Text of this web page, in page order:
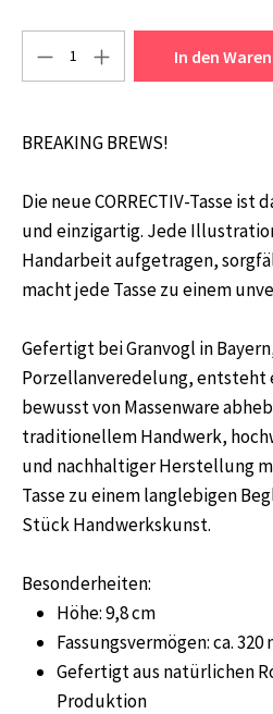
Produkt Anzahl: Gib
In den
BREAKING BREWS!
Die neue CORRECTIV-Tasse
und einzigartig. Jede
Handarbeit aufgetragen,
macht jede Tasse zu einem
Gefertigt bei Granvogl in
Porzellanveredelung, entsteht
bewusst von Massenware
traditionellem Handwerk,
und nachhaltiger Herstellung
Tasse zu einem langlebigen
Stück Handwerkskunst.
Besonderheiten:
Höhe: 9,8 cm
Fassungsvermögen: ca. 320
Gefertigt aus natürlichen
Produktion